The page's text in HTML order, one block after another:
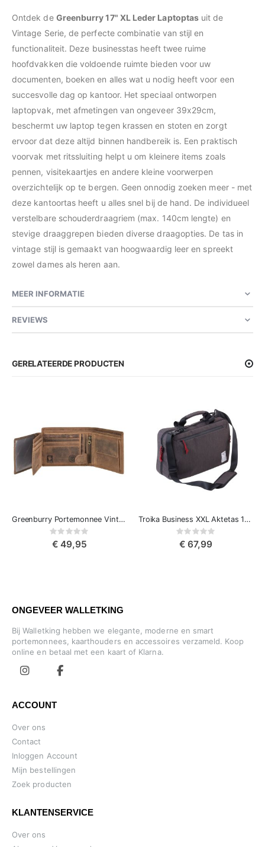
Ontdek de Greenburry 17" XL Leder Laptoptas uit de
Vintage Serie, de perfecte combinatie van stijl en
functionaliteit. Deze businesstas heeft twee ruime
hoofdvakken die voldoende ruimte bieden voor uw
documenten, boeken en alles wat u nodig heeft voor een
succesvolle dag op kantoor. Het speciaal ontworpen
laptopvak, met afmetingen van ongeveer 39x29cm,
beschermt uw laptop tegen krassen en stoten en zorgt
ervoor dat deze altijd binnen handbereik is. Een praktisch
voorvak met ritssluiting helpt u om kleinere items zoals
pennen, visitekaartjes en andere kleine voorwerpen
overzichtelijk op te bergen. Geen onnodig zoeken meer - met
deze kantoortas heeft u alles snel bij de hand. De individueel
verstelbare schouderdraagriem (max. 140cm lengte) en
stevige draaggrepen bieden diverse draagopties. De tas in
vintage stijl is gemaakt van hoogwaardig leer en spreekt
zowel dames als heren aan.
MEER INFORMATIE
REVIEWS
GERELATEERDE PRODUCTEN
Greenburry Portemonnee Vintage Classic
Rating:
€ 49,95
Troika Business XXL Aktetas 15.4" Laptoptas
Rating:
€ 67,99
ONGEVEER WALLETKING
Bij Walletking hebben we elegante, moderne en smart
portemonnees, kaarthouders en accessoires verzameld. Koop
online en betaal met een kaart of Klarna.
ACCOUNT
Over ons
Contact
Inloggen Account
Mijn bestellingen
Zoek producten
KLANTENSERVICE
Over ons